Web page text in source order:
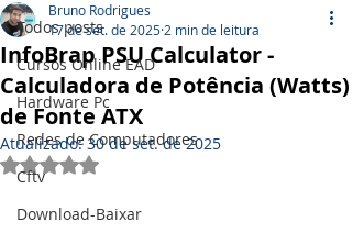
Todos posts
Cursos Online EAD
Hardware Pc
Redes de Computadores
Cftv
Download-Baixar
InfoBrap PSU Calculator -
Calculadora de Potência (Watts)
de Fonte ATX
Bruno Rodrigues
17 de set. de 2025 2 min de leitura
Atualizado:30 de set. de 2025
Avaliado com NaN de 5 estrelas.